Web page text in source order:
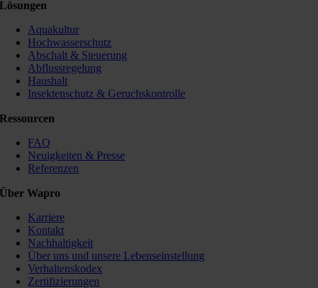
Lösungen
Aquakultur
Hochwasserschutz
Abschalt & Steuerung
Abflussregelung
Haushalt
Insektenschutz & Geruchskontrolle
Ressourcen
FAQ
Neuigkeiten & Presse
Referenzen
Über Wapro
Karriere
Kontakt
Nachhaltigkeit
Über uns und unsere Lebenseinstellung
Verhaltenskodex
Zertifizierungen